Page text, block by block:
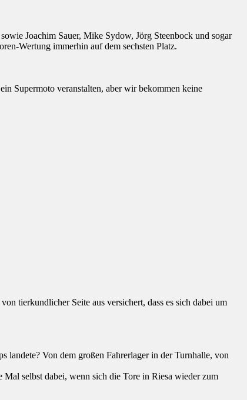
Joachim Sauer, Mike Sydow, Jörg Steenbock und sogar
Wertung immerhin auf dem sechsten Platz.
Supermoto veranstalten, aber wir bekommen keine
tierkundlicher Seite aus versichert, dass es sich dabei um
landete? Von dem großen Fahrerlager in der Turnhalle, von
Mal selbst dabei, wenn sich die Tore in Riesa wieder zum